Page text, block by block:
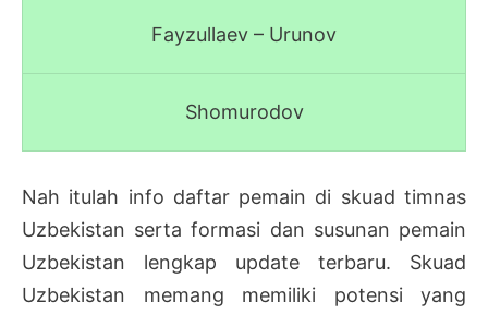
Fayzullaev – Urunov
Shomurodov
Nah itulah info daftar pemain di skuad timnas
Uzbekistan serta formasi dan susunan pemain
Uzbekistan lengkap update terbaru. Skuad
Uzbekistan memang memiliki potensi yang